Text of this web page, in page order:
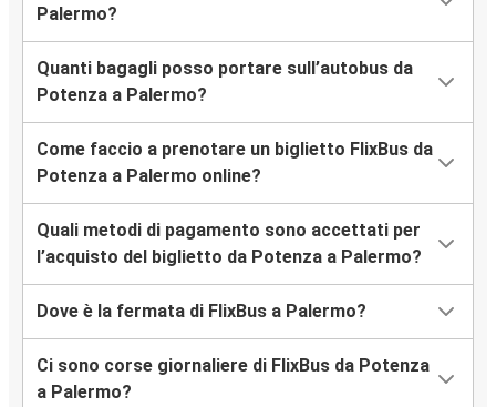
Palermo?
Quanti bagagli posso portare sull’autobus da
Potenza a Palermo?
Come faccio a prenotare un biglietto FlixBus da
Potenza a Palermo online?
Quali metodi di pagamento sono accettati per
l’acquisto del biglietto da Potenza a Palermo?
Dove è la fermata di FlixBus a Palermo?
Ci sono corse giornaliere di FlixBus da Potenza
a Palermo?